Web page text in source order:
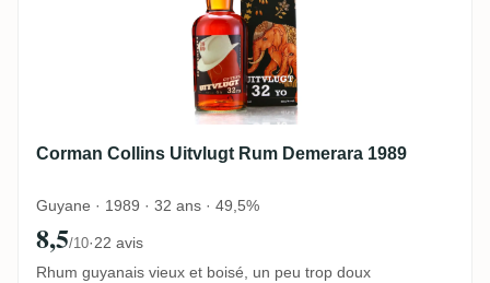
Corman Collins Uitvlugt Rum Demerara 1989
Guyane · 1989 · 32 ans · 49,5%
8,5/10·22 avis
Rhum guyanais vieux et boisé, un peu trop doux